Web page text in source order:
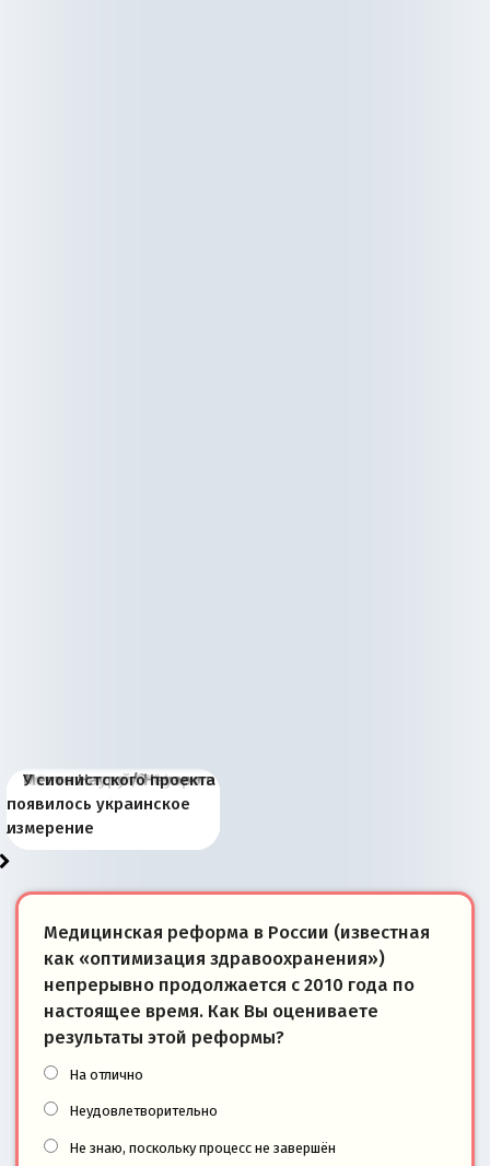
Киевская марионетка
Запада рассказала о
«переобувании» хозяев
В России назрели
перемены: 15 шагов к
суверенной экономике
Миграционный пожар
Европы
Россия начинает
сбрасывать балласт
Анкориджа
Россия зимой 1904
года: первые уступки во
внутренней политике
Русская нация вчера и
сегодня
Почему правый крах в
Варшаве не поможет её
отношениям с Россией?
Место Науру / Науэро в
современной истории
Южной Осетии
У сионистского проекта
появилось украинское
измерение
Медицинская реформа в России (известная
как «оптимизация здравоохранения»)
непрерывно продолжается с 2010 года по
настоящее время. Как Вы оцениваете
результаты этой реформы?
На отлично
Неудовлетворительно
Не знаю, поскольку процесс не завершён